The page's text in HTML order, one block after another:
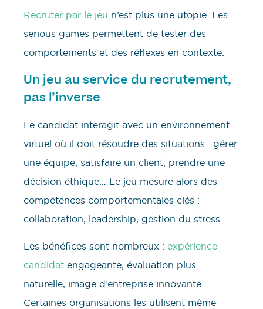
Recruter par le jeu n’est plus une utopie. Les
serious games permettent de tester des
comportements et des réflexes en contexte.
Un jeu au service du recrutement,
pas l’inverse
Le candidat interagit avec un environnement
virtuel où il doit résoudre des situations : gérer
une équipe, satisfaire un client, prendre une
décision éthique… Le jeu mesure alors des
compétences comportementales clés :
collaboration, leadership, gestion du stress.
Les bénéfices sont nombreux : expérience
candidat engageante, évaluation plus
naturelle, image d’entreprise innovante.
Certaines organisations les utilisent même